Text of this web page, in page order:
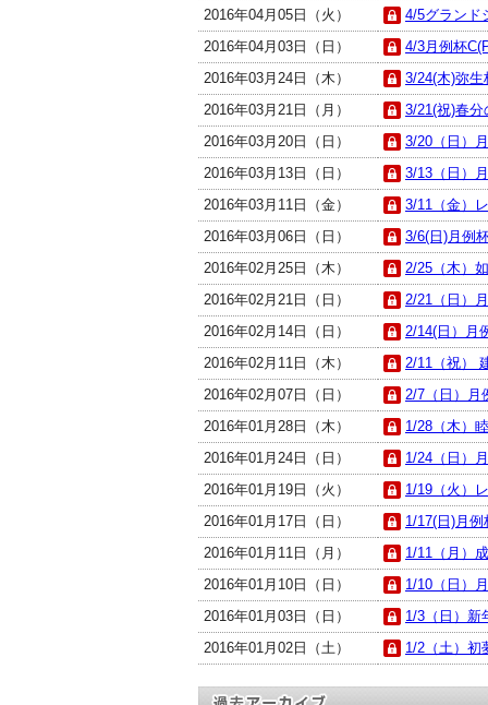
2016年04月05日（火）
4/5グランド
2016年04月03日（日）
4/3月例杯
2016年03月24日（木）
3/24(木)弥生
2016年03月21日（月）
3/21(祝)春分
2016年03月20日（日）
3/20（日）
2016年03月13日（日）
3/13（日）
2016年03月11日（金）
3/11（金）
2016年03月06日（日）
3/6(日)月例
2016年02月25日（木）
2/25（木）
2016年02月21日（日）
2/21（日）
2016年02月14日（日）
2/14(日）月
2016年02月11日（木）
2/11（祝）
2016年02月07日（日）
2/7（日）月
2016年01月28日（木）
1/28（木）
2016年01月24日（日）
1/24（日）
2016年01月19日（火）
1/19（火）
2016年01月17日（日）
1/17(日)月
2016年01月11日（月）
1/11（月）
2016年01月10日（日）
1/10（日）
2016年01月03日（日）
1/3（日）新
2016年01月02日（土）
1/2（土）初